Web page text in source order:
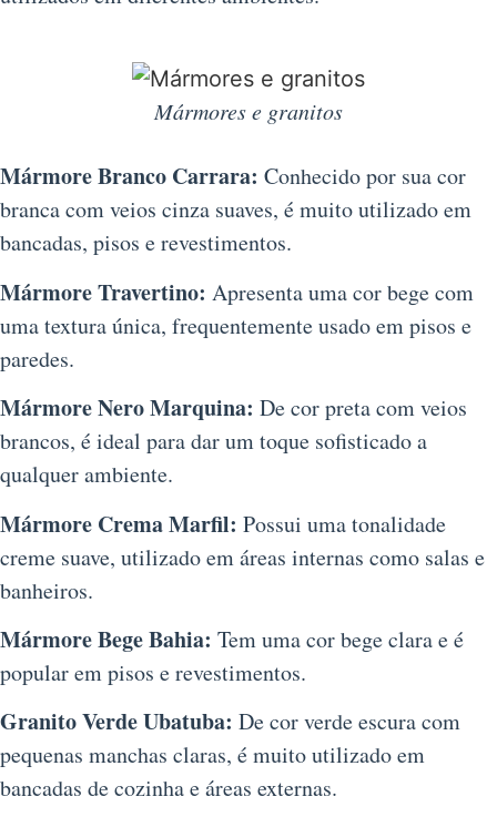
Mármores e granitos
Mármore Branco Carrara: Conhecido por sua cor
branca com veios cinza suaves, é muito utilizado em
bancadas, pisos e revestimentos.
Mármore Travertino: Apresenta uma cor bege com
uma textura única, frequentemente usado em pisos e
paredes.
Mármore Nero Marquina: De cor preta com veios
brancos, é ideal para dar um toque sofisticado a
qualquer ambiente.
Mármore Crema Marfil: Possui uma tonalidade
creme suave, utilizado em áreas internas como salas e
banheiros.
Mármore Bege Bahia: Tem uma cor bege clara e é
popular em pisos e revestimentos.
Granito Verde Ubatuba: De cor verde escura com
pequenas manchas claras, é muito utilizado em
bancadas de cozinha e áreas externas.